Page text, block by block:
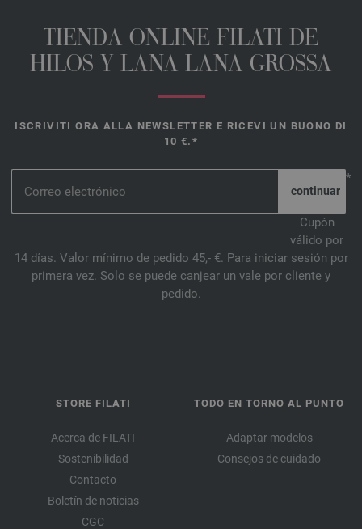
TIENDA ONLINE FILATI DE
HILOS Y LANA LANA GROSSA
ISCRIVITI ORA ALLA NEWSLETTER E RICEVI UN BUONO DI
10 €.*
*
Cupón
válido por
14 días. Valor mínimo de pedido 45,- €. Para iniciar sesión por
primera vez. Solo se puede canjear un vale por cliente y
pedido.
STORE FILATI
Acerca de FILATI
Sostenibilidad
Contacto
Boletín de noticias
CGC
TODO EN TORNO AL PUNTO
Adaptar modelos
Consejos de cuidado